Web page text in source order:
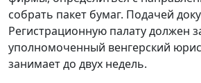
собрать пакет бумаг. Подачей
Регистрационную палату должен
уполномоченный венгерский
занимает до двух недель.